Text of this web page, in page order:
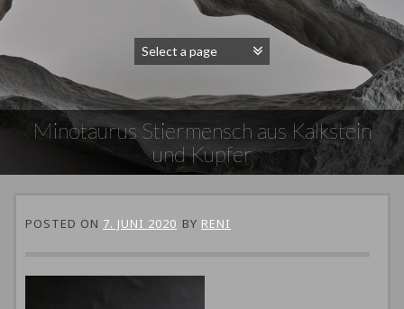
Minotaurus Stiermensch aus Kalkstein
und Kupfer
POSTED ON 7. JUNI 2020 BY RENI